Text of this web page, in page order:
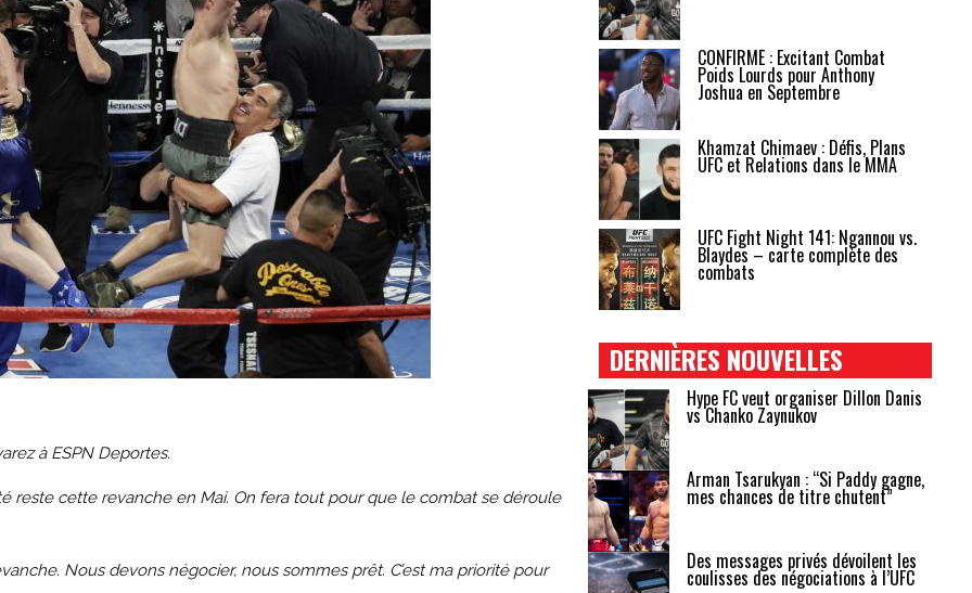
à ESPN Deportes.
reste cette revanche en Mai. On fera tout pour que le combat se déroule
Nous devons négocier, nous sommes prêt. C’est ma priorité pour
CONFIRMÉ : Excitant Combat
Poids Lourds pour Anthony
Joshua en Septembre
Khamzat Chimaev : Défis, Plans
UFC et Relations dans le MMA
UFC Fight Night 141: Ngannou vs.
Blaydes – carte complète des
combats
DERNIÈRES NOUVELLES
Hype FC veut organiser Dillon Danis
vs Chanko Zaynukov
Arman Tsarukyan : “Si Paddy gagne,
mes chances de titre chutent”
Des messages privés dévoilent les
coulisses des négociations à l’UFC